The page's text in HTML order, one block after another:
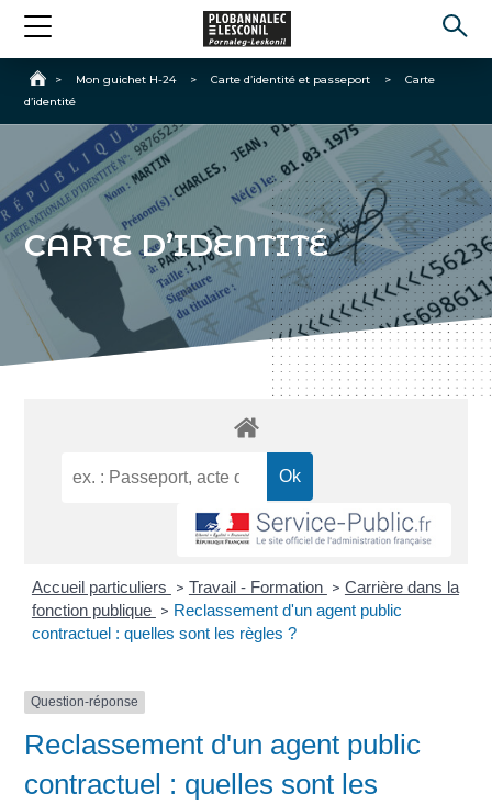
Accueil
> Mon guichet H-24 > Carte d’identité et passeport >
Carte
d’identité
CARTE D’IDENTITÉ
Accueil particuliers > Travail - Formation > Carrière dans la
fonction publique > Reclassement d'un agent public
contractuel : quelles sont les règles ?
Question-réponse
Reclassement d'un agent public
contractuel : quelles sont les